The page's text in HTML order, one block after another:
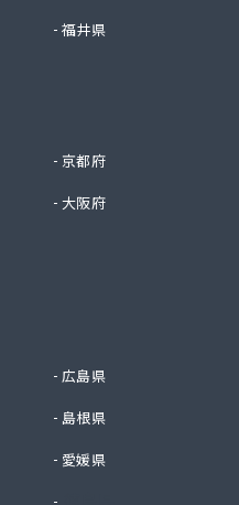
福井県
京都府
大阪府
広島県
島根県
愛媛県